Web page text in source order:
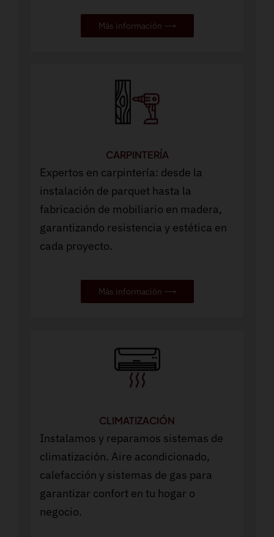
Más información ⟶
CARPINTERÍA
Expertos en carpintería: desde la
instalación de parquet hasta la
fabricación de mobiliario en madera,
garantizando resistencia y estética en
cada proyecto.
Más información ⟶
CLIMATIZACIÓN
Instalamos y reparamos sistemas de
climatización. Aire acondicionado,
calefacción y sistemas de gas para
garantizar confort en tu hogar o
negocio.